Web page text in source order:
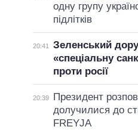
одну групу
підлітків
20:41
Зеленський
«спеціальну
проти росії
20:39
Президент
долучилися до
FREYJA